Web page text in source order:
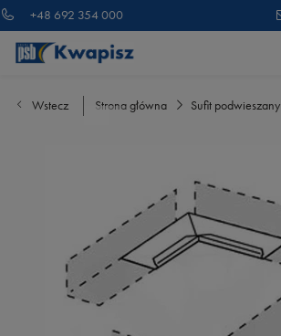
+48 692 354 000
Wstecz Strona główna Sufit podwieszany